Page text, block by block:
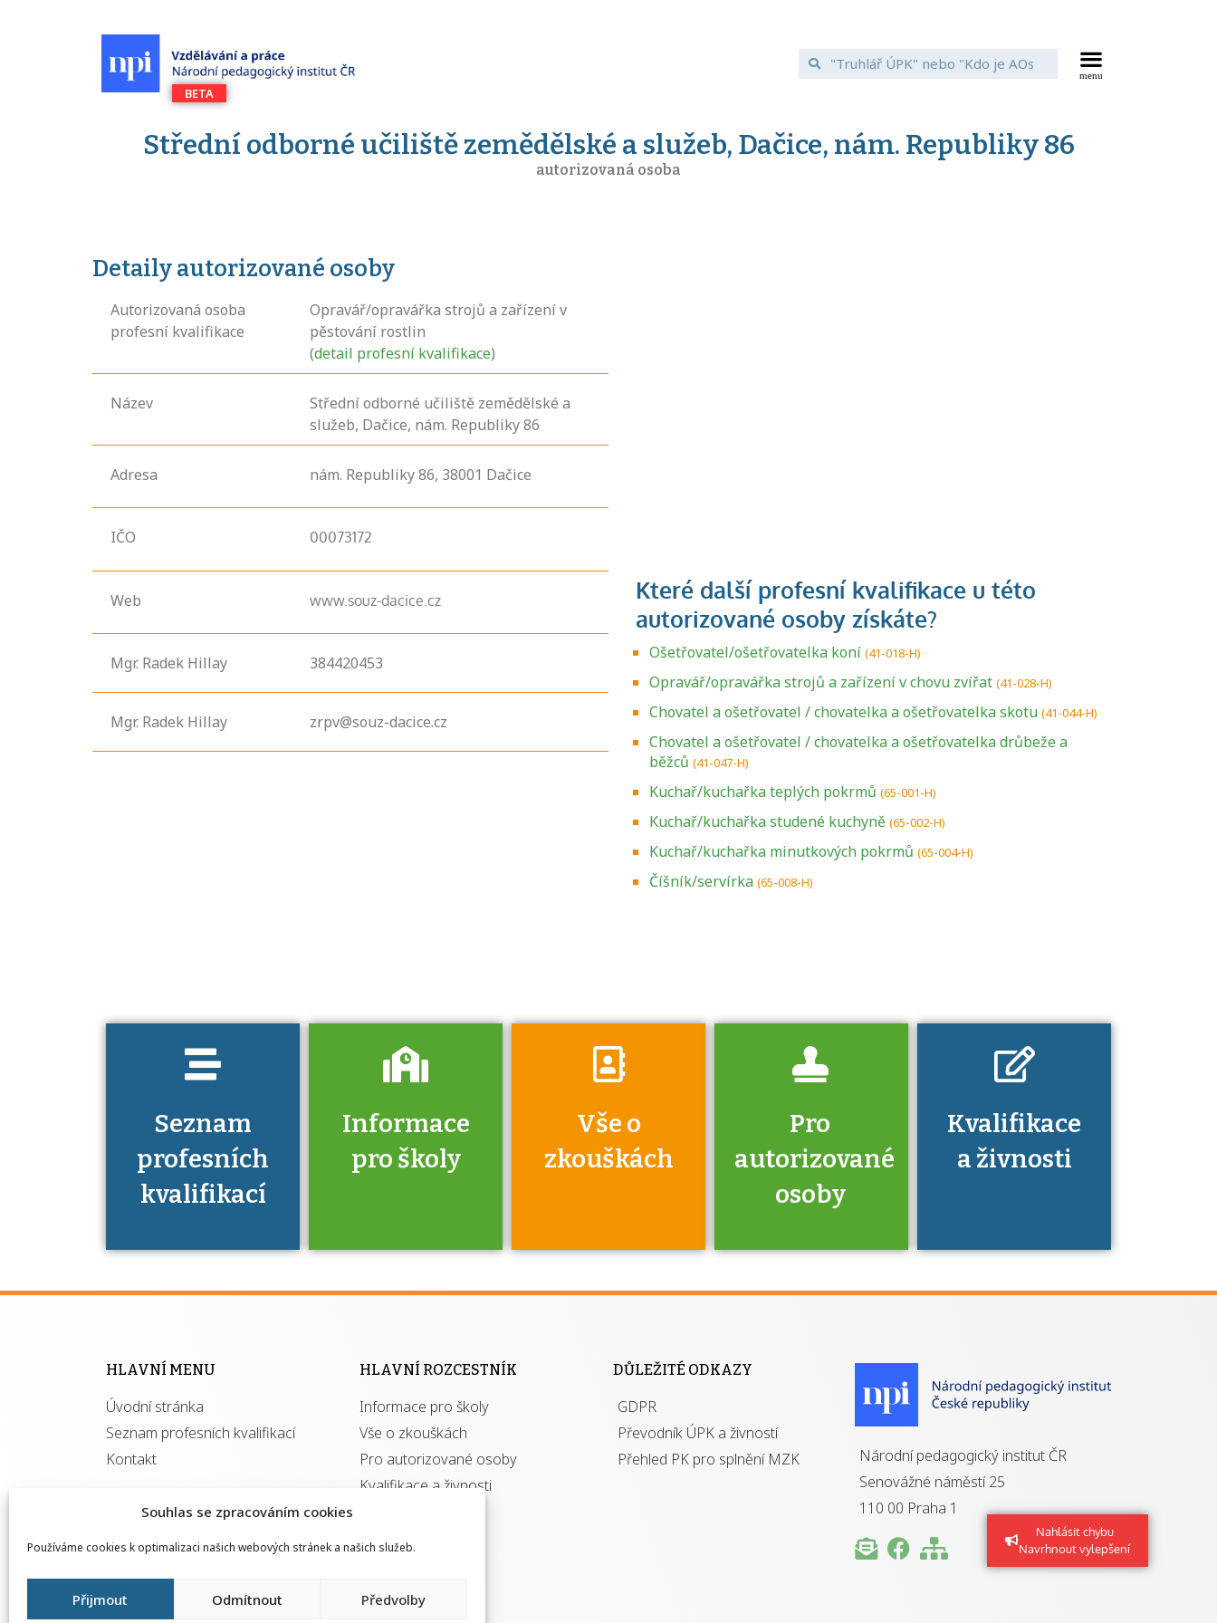
Souhlas se zpracováním cookies
Používáme cookies k optimalizaci našich webových stránek a našich služeb.
Přijmout Odmítnout Předvolby
Nahlásit chybu
Navrhnout vylepšení
Střední odborné učiliště zemědělské a služeb, Dačice, nám. Republiky 86
autorizovaná osoba
Detaily autorizované osoby
Autorizovaná osoba
profesní kvalifikace
Opravář/opravářka strojů a zařízení v
pěstování rostlin
(detail profesní kvalifikace)
Název
Střední odborné učiliště zemědělské a
služeb, Dačice, nám. Republiky 86
Adresa nám. Republiky86, 38001 Dačice
IČO 00073172
Web www.souz-dacice.cz
Mgr. Radek Hillay 384420453
Mgr. Radek Hillay zrpv@souz-dacice.cz
Ošetřovatel/ošetřovatelka koní (41-018-H)
Opravář/opravářka strojů a zařízení v chovu zvířat (41-028-H)
Chovatel a ošetřovatel / chovatelka a ošetřovatelka skotu (41-044-H)
Chovatel a ošetřovatel / chovatelka a ošetřovatelka drůbeže a
běžců (41-047-H)
Kuchař/kuchařka teplých pokrmů (65-001-H)
Kuchař/kuchařka studené kuchyně (65-002-H)
Kuchař/kuchařka minutkových pokrmů (65-004-H)
Číšník/servírka (65-008-H)
Seznam
profesních
kvalifikací
Informace
pro školy
Víte, že jako škola
kvalifikací jisté
získávání
autorizací?
Vše o
zkouškách
Zjistěte, jak se
přihlásit ke
Pro
autorizované
osoby
výhody má získání
Kvalifikace
a živnosti
podmínkou k
HLAVNÍ MENU
Úvodní stránka
Seznam profesních kvalifikací
Kontakt
HLAVNÍ ROZCESTNÍK
Informace pro školy
Vše o zkouškách
Pro autorizované osoby
Kvalifikace a živnosti
DŮLEŽITÉ ODKAZY
GDPR
Převodník ÚPK a živností
Přehled PK pro splnění MZK
Národní pedagogický institut ČR
Senovážné náměstí 25
110 00 Praha 1